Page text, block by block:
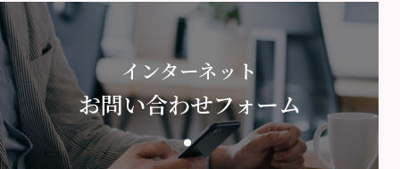
インターネット
お問い合わせフォーム